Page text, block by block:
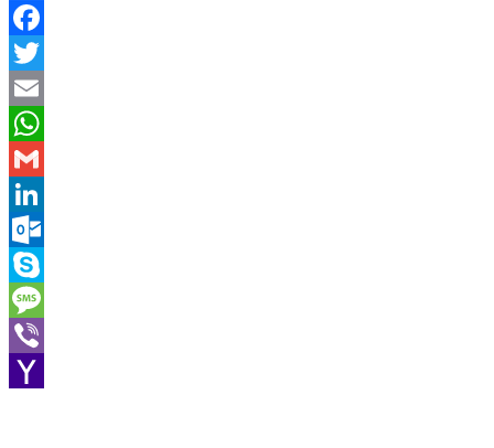
Facebook
Twitter
Email
WhatsApp
Gmail
LinkedIn
Outlook.com
Skype
Message
Viber